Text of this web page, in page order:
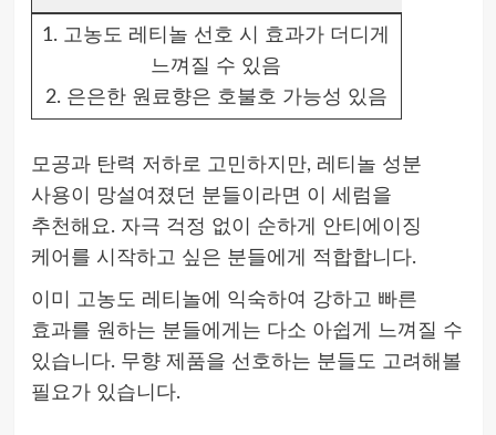
1. 고농도 레티놀 선호 시 효과가 더디게
느껴질 수 있음
2. 은은한 원료향은 호불호 가능성 있음
모공과 탄력 저하로 고민하지만, 레티놀 성분
사용이 망설여졌던 분들이라면 이 세럼을
추천해요. 자극 걱정 없이 순하게 안티에이징
케어를 시작하고 싶은 분들에게 적합합니다.
이미 고농도 레티놀에 익숙하여 강하고 빠른
효과를 원하는 분들에게는 다소 아쉽게 느껴질 수
있습니다. 무향 제품을 선호하는 분들도 고려해볼
필요가 있습니다.